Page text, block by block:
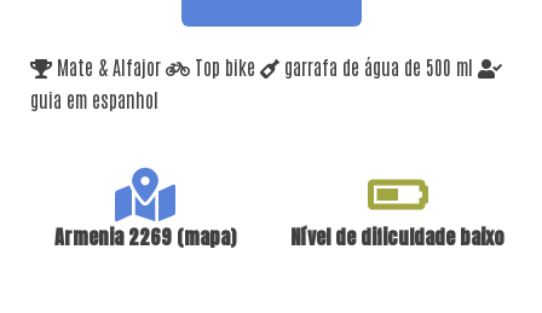
Mate & Alfajor Top bike
garrafa de água de 500 ml
guia em espanhol
Armenia 2269 (mapa) Nível de dificuldade baixo